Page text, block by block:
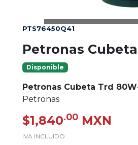
PTS76450Q41
Petronas
Disponible
Petronas Cubeta Trd
Petronas
$1,840.00 MXN
IVA INCLUIDO